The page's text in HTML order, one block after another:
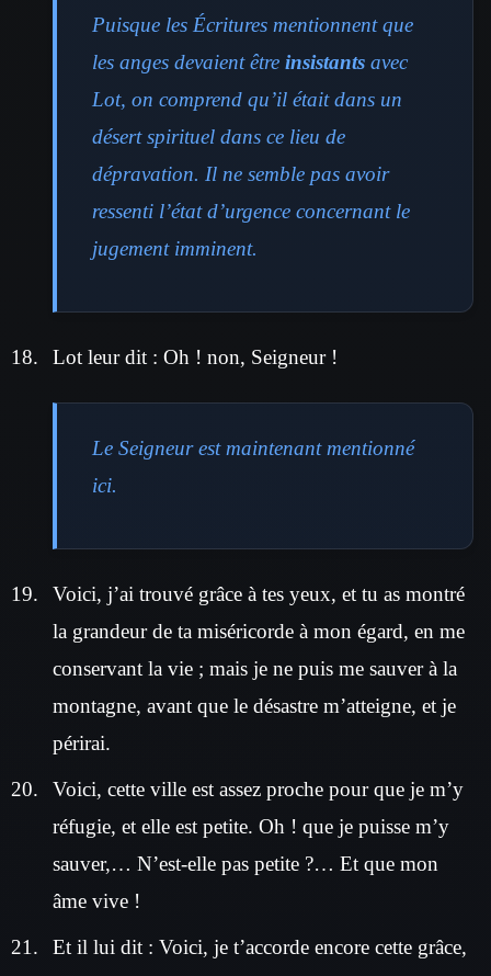
Puisque les Écritures mentionnent que
les anges devaient être insistants avec
Lot, on comprend qu’il était dans un
désert spirituel dans ce lieu de
dépravation. Il ne semble pas avoir
ressenti l’état d’urgence concernant le
jugement imminent.
Lot leur dit : Oh ! non, Seigneur !
Le Seigneur est maintenant mentionné
ici.
Voici, j’ai trouvé grâce à tes yeux, et tu as montré
la grandeur de ta miséricorde à mon égard, en me
conservant la vie ; mais je ne puis me sauver à la
montagne, avant que le désastre m’atteigne, et je
périrai.
Voici, cette ville est assez proche pour que je m’y
réfugie, et elle est petite. Oh ! que je puisse m’y
sauver,… N’est-elle pas petite ?… Et que mon
âme vive !
Et il lui dit : Voici, je t’accorde encore cette grâce,